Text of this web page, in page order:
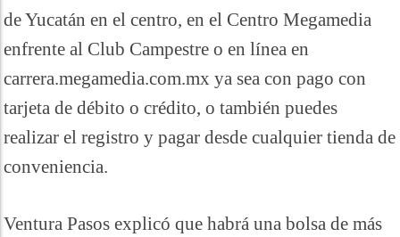
de Yucatán en el centro, en el Centro Megamedia
enfrente al Club Campestre o en línea en
carrera.megamedia.com.mx ya sea con pago con
tarjeta de débito o crédito, o también puedes
realizar el registro y pagar desde cualquier tienda de
conveniencia.
Ventura Pasos explicó que habrá una bolsa de más